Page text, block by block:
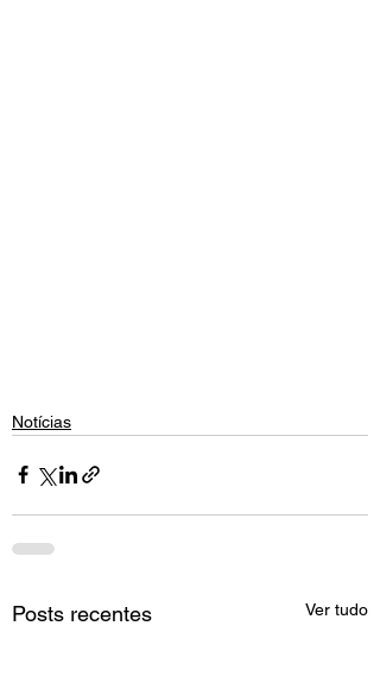
Notícias
Posts recentes Ver tudo